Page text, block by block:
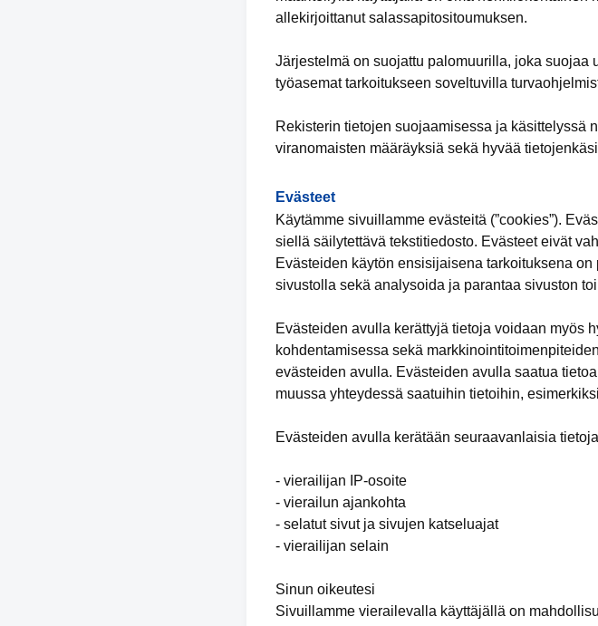
allekirjoittanut salassapitositoumuksen.
Järjestelmä on suojattu palomuurilla, joka
työasemat tarkoitukseen soveltuvilla
Rekisterin tietojen suojaamisessa ja käsittelyssä
viranomaisten määräyksiä sekä hyvää
Evästeet
Käytämme sivuillamme evästeitä (”cookies”).
siellä säilytettävä tekstitiedosto. Evästeet eivät
Evästeiden käytön ensisijaisena tarkoituksena
sivustolla sekä analysoida ja parantaa sivuston
Evästeiden avulla kerättyjä tietoja voidaan myös
kohdentamisessa sekä
evästeiden avulla. Evästeiden avulla saatua
muussa yhteydessä saatuihin tietoihin,
Evästeiden avulla kerätään seuraavanlaisia
- vierailijan IP-osoite
- vierailun ajankohta
- selatut sivut ja sivujen katseluajat
- vierailijan selain
Sinun oikeutesi
Sivuillamme vierailevalla käyttäjällä on